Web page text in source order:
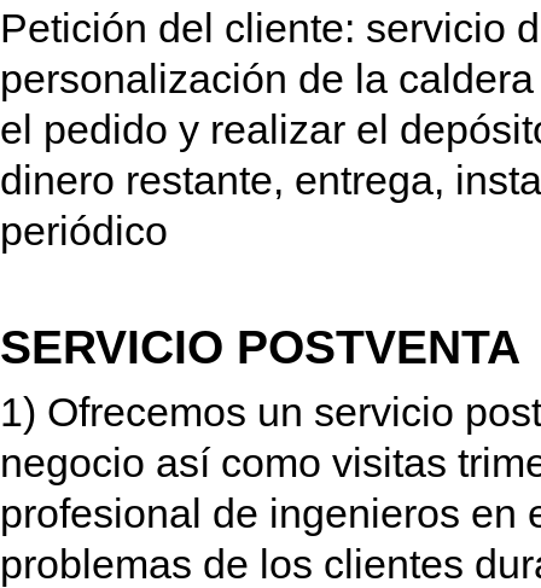
Petición del cliente: servicio
personalización de la
el pedido y realizar el
dinero restante, entrega,
periódico
SERVICIO POSTVENTA
1) Ofrecemos un servicio
negocio así como visitas
profesional de ingenieros en
problemas de los clientes